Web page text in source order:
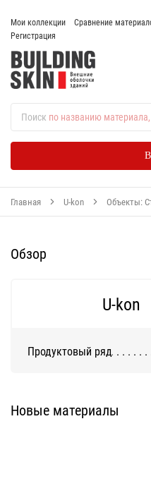
Мои коллекции Сравнение
Регистрация
Поиск по названию
Главная U-kon Объекты:
Обзор
U-kon
Продуктовый ряд
Новые материалы